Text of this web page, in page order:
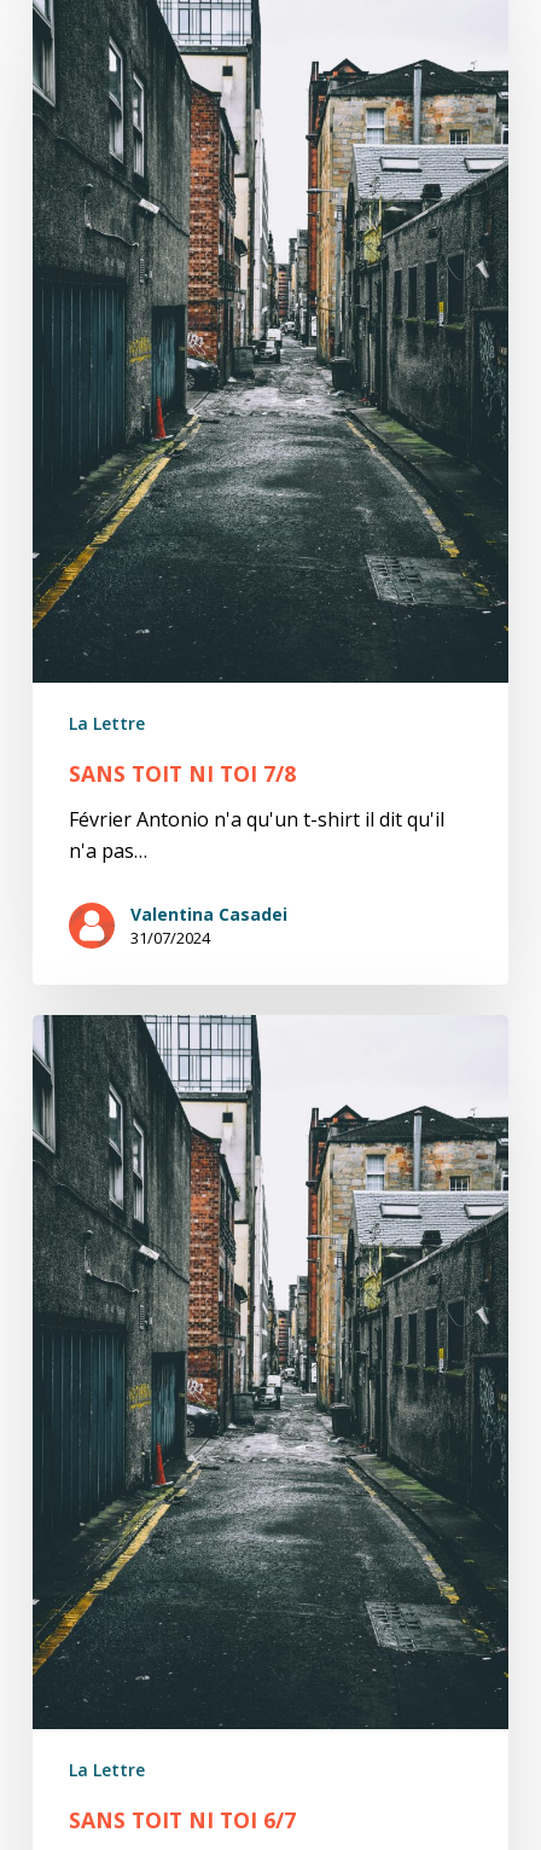
toit
ni
toi
7/8
La Lettre
SANS TOIT NI TOI 7/8
Février Antonio n'a qu'un t-shirt il dit qu'il
n'a pas…
Valentina Casadei
31/07/2024
Sans
toit
ni
toi
6/7
La Lettre
SANS TOIT NI TOI 6/7